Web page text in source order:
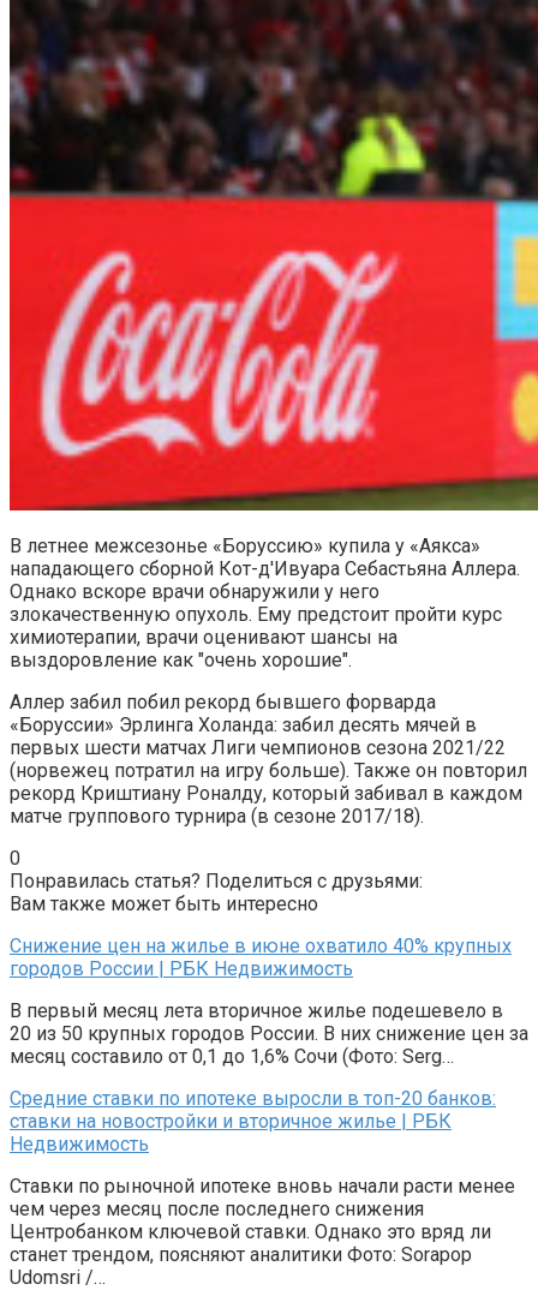
В летнее межсезонье «Боруссию» купила у «Аякса»
нападающего сборной Кот-д'Ивуара Себастьяна Аллера.
Однако вскоре врачи обнаружили у него
злокачественную опухоль. Ему предстоит пройти курс
химиотерапии, врачи оценивают шансы на
выздоровление как "очень хорошие".
Аллер забил побил рекорд бывшего форварда
«Боруссии» Эрлинга Холанда: забил десять мячей в
первых шести матчах Лиги чемпионов сезона 2021/22
(норвежец потратил на игру больше). Также он повторил
рекорд Криштиану Роналду, который забивал в каждом
матче группового турнира (в сезоне 2017/18).
0
Понравилась статья? Поделиться с друзьями:
Вам также может быть интересно
Снижение цен на жилье в июне охватило 40% крупных
городов России | РБК Недвижимость
В первый месяц лета вторичное жилье подешевело в
20 из 50 крупных городов России. В них снижение цен за
месяц составило от 0,1 до 1,6% Сочи (Фото: Serg…
Средние ставки по ипотеке выросли в топ-20 банков:
ставки на новостройки и вторичное жилье | РБК
Недвижимость
Ставки по рыночной ипотеке вновь начали расти менее
чем через месяц после последнего снижения
Центробанком ключевой ставки. Однако это вряд ли
станет трендом, поясняют аналитики Фото: Sorapop
Udomsri /…